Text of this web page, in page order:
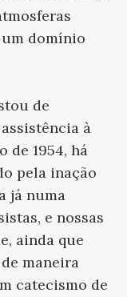
domínio
de
à
de 1954, há
pela inação
já numa
e nossas
ainda que
maneira
catecismo de